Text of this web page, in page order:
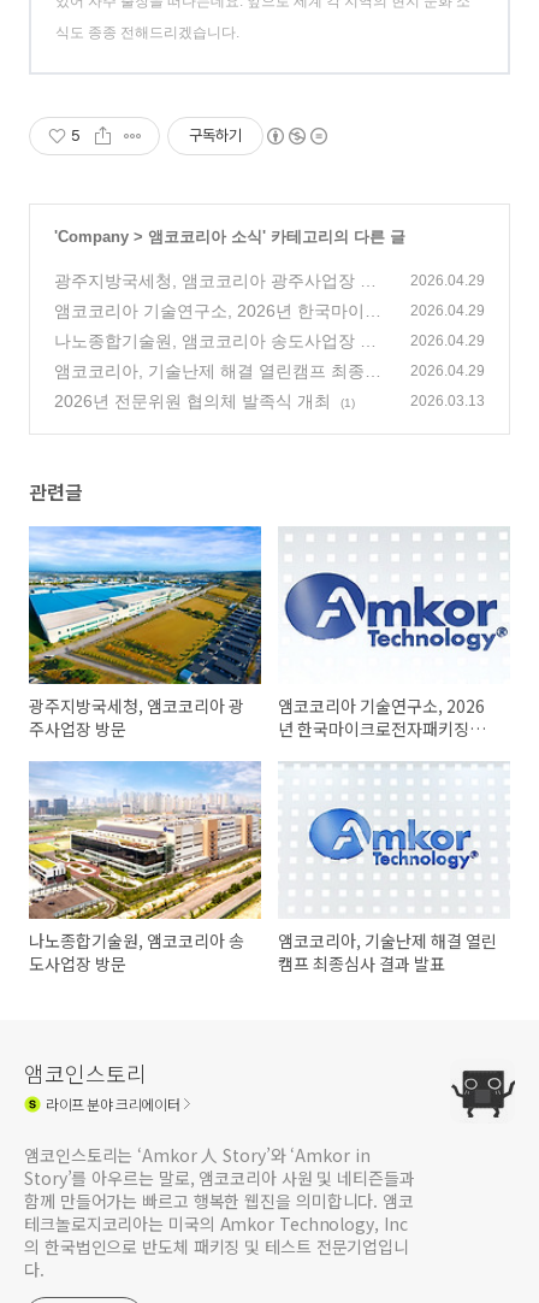
식도 종종 전해드리겠습니다.
5 구독하기
'Company > 앰코코리아 소식' 카테고리의 다른 글
광주지방국세청, 앰코코리아 광주사업장 방
문
(0)
2026.04.29
앰코코리아 기술연구소, 2026년 한국마이크
로전자패키징학회 정기학술대회에서 강연
(0)
2026.04.29
나노종합기술원, 앰코코리아 송도사업장 방
문
(0)
2026.04.29
앰코코리아, 기술난제 해결 열린캠프 최종심
사 결과 발표
(0)
2026.04.29
2026년 전문위원 협의체 발족식 개최 (1) 2026.03.13
관련글
광주지방국세청, 앰코코리아 광
주사업장 방문
앰코코리아 기술연구소, 2026
년 한국마이크로전자패키징학
나노종합기술원, 앰코코리아 송
도사업장 방문
앰코코리아, 기술난제 해결 열린
캠프 최종심사 결과 발표
앰코인스토리
라이프분야 크리에이터
앰코인스토리는 ‘Amkor 人 Story’와 ‘Amkor in
Story’를 아우르는 말로, 앰코코리아 사원 및 네티즌들과
함께 만들어가는 빠르고 행복한 웹진을 의미합니다. 앰코
테크놀로지코리아는 미국의 Amkor Technology, Inc
의 한국법인으로 반도체 패키징 및 테스트 전문기업입니
다.